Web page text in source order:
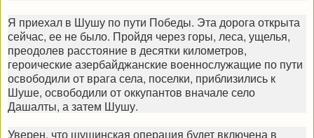
Я приехал в Шушу по пути Победы. Эта дорога открыта
сейчас, ее не было. Пройдя через горы, леса, ущелья,
преодолев расстояние в десятки километров,
героические азербайджанские военнослужащие по пути
освободили от врага села, поселки, приблизились к
Шуше, освободили от оккупантов вначале село
Дашалты, а затем Шушу.
Уверен, что шушинская операция будет включена в